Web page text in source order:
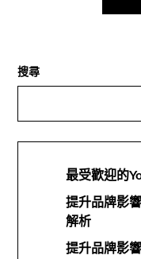
搜尋
最受歡迎的
提升品牌影
解析
提升品牌影